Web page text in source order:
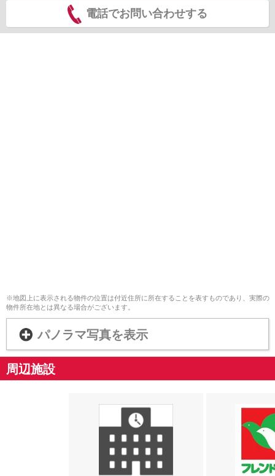
電話でお問い合わせする
※地図上に表示される物件の位置は付近住所に所在することを表すものであり、実際の
物件所在地とは異なる場合がございます。
パノラマ写真を表示
周辺施設